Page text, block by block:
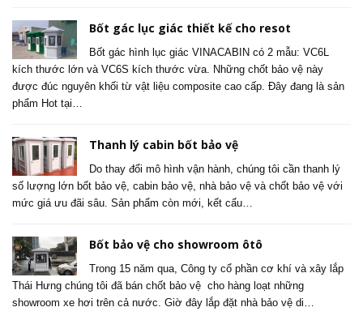
Bốt gác lục giác thiết kế cho resot
Bốt gác hình lục giác VINACABIN có 2 mẫu: VC6L
kích thước lớn và VC6S kích thước vừa. Những chốt bảo vệ này
được đúc nguyên khối từ vật liệu composite cao cấp. Đây đang là sản
phẩm Hot tại…
Thanh lý cabin bốt bảo vệ
Do thay đổi mô hình vận hành, chúng tôi cần thanh lý
số lượng lớn bốt bảo vệ, cabin bảo vệ, nhà bảo vệ và chốt bảo vệ với
mức giá ưu đãi sâu. Sản phẩm còn mới, kết cấu…
Bốt bảo vệ cho showroom ôtô
Trong 15 năm qua, Công ty cổ phần cơ khí và xây lắp
Thái Hưng chúng tôi đã bán chốt bảo vệ cho hàng loạt những
showroom xe hơi trên cả nước. Giờ đây lắp đặt nhà bảo vệ di…